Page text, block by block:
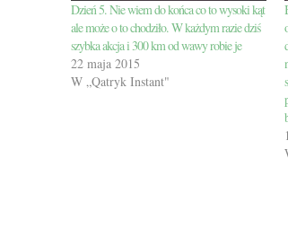
Dzień 5. Nie wiem do końca co to wysoki kąt
ale może o to chodziło. W każdym razie dziś
szybka akcja i 300 km od wawy robie je
22 maja 2015
W „Qatryk Instant"